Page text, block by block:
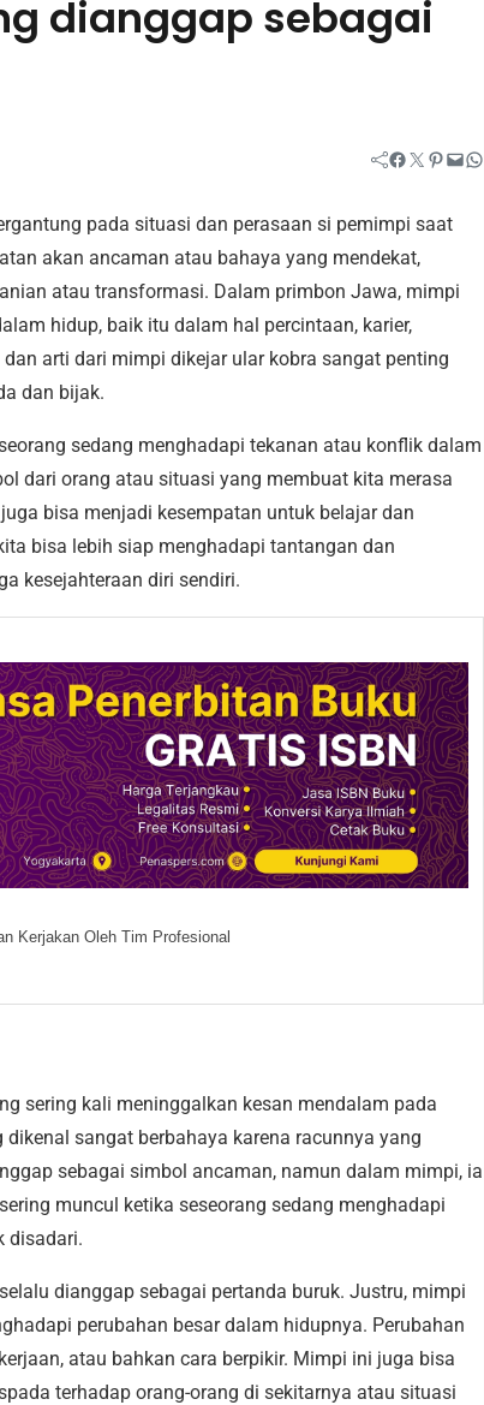
dianggap sebagai
Facebook Twitter Pinterest Mail WhatsApp
pada situasi dan perasaan si pemimpi saat
akan ancaman atau bahaya yang mendekat,
atau transformasi. Dalam primbon Jawa, mimpi
hidup, baik itu dalam hal percintaan, karier,
arti dari mimpi dikejar ular kobra sangat penting
dan bijak.
sedang menghadapi tekanan atau konflik dalam
dari orang atau situasi yang membuat kita merasa
bisa menjadi kesempatan untuk belajar dan
bisa lebih siap menghadapi tantangan dan
kesejahteraan diri sendiri.
Kerjakan Oleh Tim Profesional
sering kali meninggalkan kesan mendalam pada
sangat berbahaya karena racunnya yang
sebagai simbol ancaman, namun dalam mimpi, ia
muncul ketika seseorang sedang menghadapi
disadari.
dianggap sebagai pertanda buruk. Justru, mimpi
perubahan besar dalam hidupnya. Perubahan
atau bahkan cara berpikir. Mimpi ini juga bisa
terhadap orang-orang di sekitarnya atau situasi